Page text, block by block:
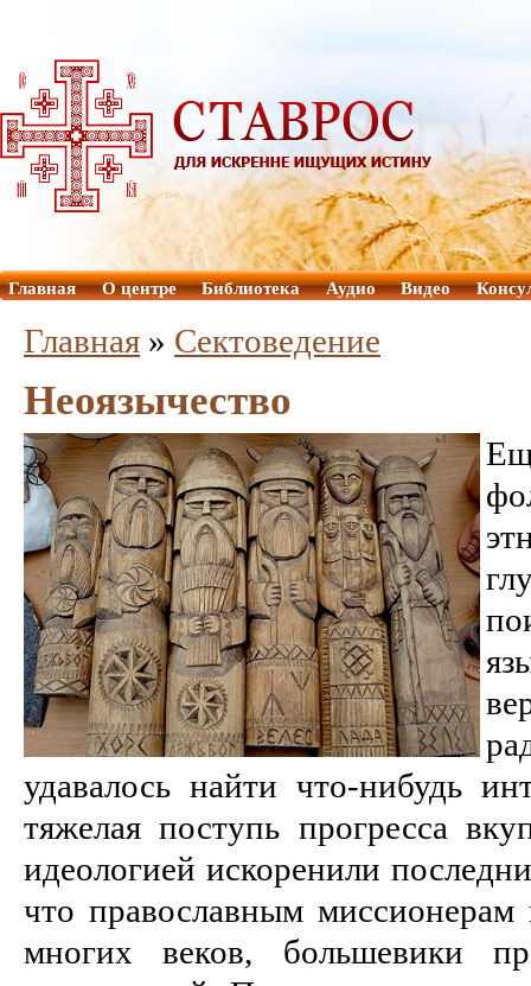
Главная О центре Библиотека Аудио Видео
Главная » Сектоведение
Неоязычество
удавалось найти что-нибудь
тяжелая поступь прогресса
идеологией искоренили
что православным миссионерам
многих веков, большевики